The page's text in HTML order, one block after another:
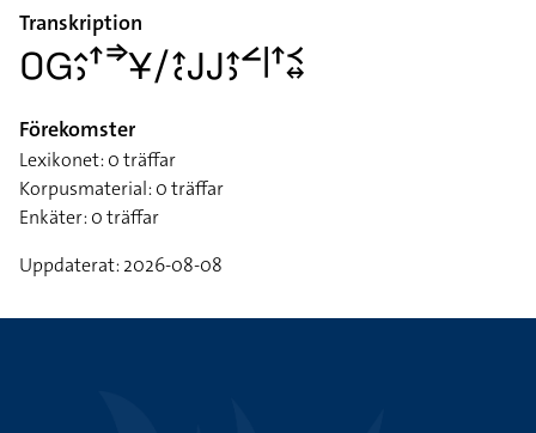
Transkription
􌤆􌤦􌤵􌤶􌦃􌦆􌥃􌥠􌤴􌥗􌤢􌤢􌤴􌤶􌥮􌥼􌦃􌥹􌦉
Förekomster
Lexikonet: 0 träffar
Korpusmaterial: 0 träffar
Enkäter: 0 träffar
Uppdaterat: 2026-08-08